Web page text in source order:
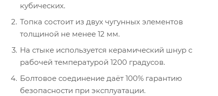
кубических.
Топка состоит из двух чугунных элементов
толщиной не менее 12 мм.
На стыке используется керамический шнур с
рабочей температурой 1200 градусов.
Болтовое соединение даёт 100% гарантию
безопасности при эксплуатации.